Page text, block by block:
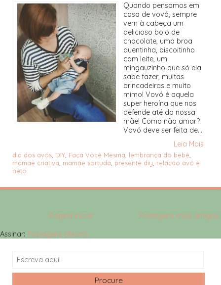
Quando pensamos em
casa de vovó, sempre
vem à cabeça um
delicioso bolo de
chocolate, uma broa
quentinha, biscoitinho
com leite, um
mingauzinho que só ela
sabe fazer, muitas
brincadeiras e muito
mimo! Vovó é aquela
super heroína que nos
defende até da nossa
mãe! Como não amar?
Vovó deve ser feita de...
Leia Mais
dia dos avós DIY Faça Você Mesma lembrança do bebê
mamae criativa mamae sortuda presente diy relação avó e
neto
Postagens mais antigas
Página inicial
Assinar: Postagens (Atom)
Search